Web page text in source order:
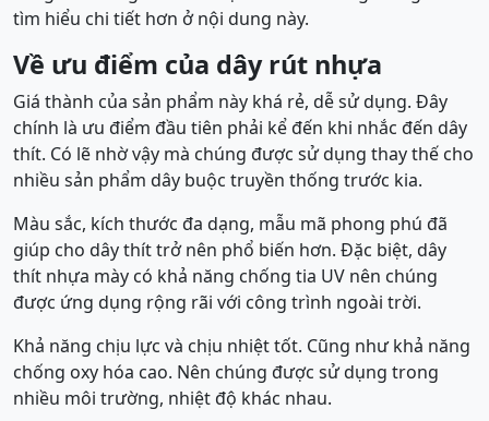
tìm hiểu chi tiết hơn ở nội dung này.
Về ưu điểm của dây rút nhựa
Giá thành của sản phẩm này khá rẻ, dễ sử dụng. Đây
chính là ưu điểm đầu tiên phải kể đến khi nhắc đến dây
thít. Có lẽ nhờ vậy mà chúng được sử dụng thay thế cho
nhiều sản phẩm dây buộc truyền thống trước kia.
Màu sắc, kích thước đa dạng, mẫu mã phong phú đã
giúp cho dây thít trở nên phổ biến hơn. Đặc biệt, dây
thít nhựa mày có khả năng chống tia UV nên chúng
được ứng dụng rộng rãi với công trình ngoài trời.
Khả năng chịu lực và chịu nhiệt tốt. Cũng như khả năng
chống oxy hóa cao. Nên chúng được sử dụng trong
nhiều môi trường, nhiệt độ khác nhau.